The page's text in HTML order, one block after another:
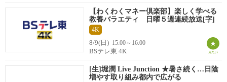
【わくわくマネー倶楽部】楽しく学べる
教養バラエティ 日曜５週連続放送[字]
4K
8/9(日) 15:00～16:00
BSテレ東 4K
[生]堀潤 Live Junction ★暑さ続く…日陰
増やす取り組み都内で広がる